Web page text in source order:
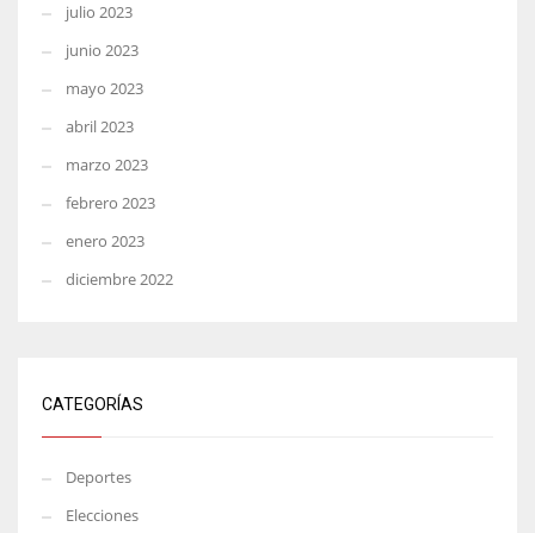
julio 2023
junio 2023
mayo 2023
abril 2023
marzo 2023
febrero 2023
enero 2023
diciembre 2022
CATEGORÍAS
Deportes
Elecciones